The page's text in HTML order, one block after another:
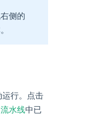
侧的
运行。点击
水线中已